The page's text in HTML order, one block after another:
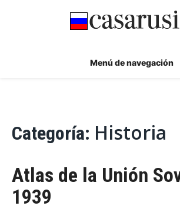
Menú de navegación
Categoría: Historia
Atlas de la Unión
1939